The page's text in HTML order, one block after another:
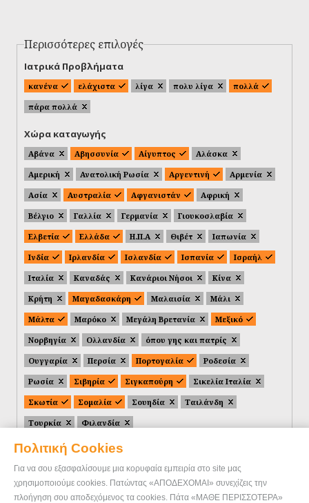
Πολιτική Cookies
Για να σου εξασφαλίσουμε μια κορυφαία εμπειρία στο site μας
χρησιμοποιούμε cookies. Πατώντας «ΑΠΟΔΕΧΟΜΑΙ» συνεχίζεις την
πλοήγηση σου αποδεχόμενος τα cookies. Πάτα «ΜΑΘΕ ΠΕΡΙΣΣΟΤΕΡΑ»
Περισσότερες επιλογές
Ιατρικά Προβλήματα
κανένα ελάχιστα λίγα πολυ λίγα
πολλά
πάρα πολλά
Χώρα καταγωγής
Αβάνα Αβησσυνία Αίγυπτος
Αλάσκα
Αμερική
Ανατολική Ρωσία Αργεντινή
Αρμενία
Ασία
Αυστραλία Αφγανιστάν
Αφρική
Βέλγιο
Γαλλία Γερμανία
Γιουκοσλαβία
Ελβετία
Ελλάδα Η.Π.Α Θιβέτ
Ιαπωνία
Ινδία
Ιρλανδία Ισλανδία Ισπανία
Ισραήλ
Ιταλία
Καναδάς Κανάριοι Νήσοι
Κίνα
Κρήτη
Μαγαδασκάρη Μαλαισία
Μάλι
Μάλτα
Μαρόκο Μεγάλη Βρετανία
Μεξικό
Νορβηγία
Ολλανδία
όπου γης και πατρίς
Ουγγαρία
Περσία Πορτογαλία
Ροδεσία
Ρωσία
Σιβηρία Σιγκαπούρη
Σικελία Ιταλία
Σκωτία
Σομαλία Σουηδία
Ταιλάνδη
Τουρκία
Φιλανδία